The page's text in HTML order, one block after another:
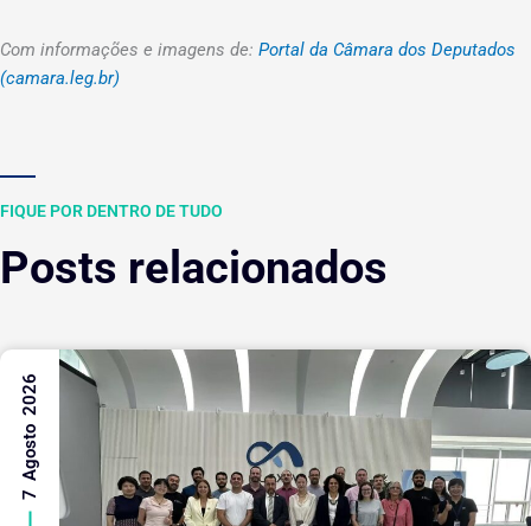
Com informações e imagens de: Portal da Câmara dos Deputados
(camara.leg.br)
FIQUE POR DENTRO DE TUDO
Posts relacionados
7 Agosto 2026